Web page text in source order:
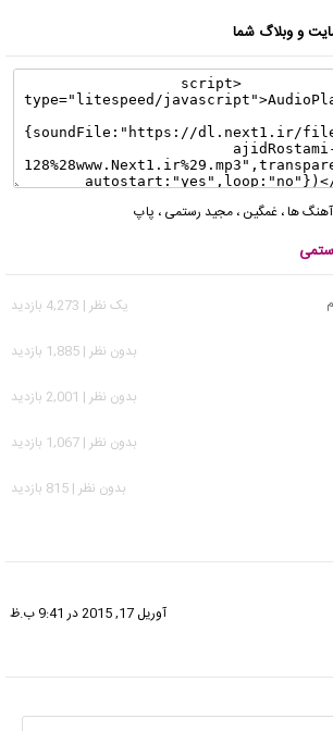
و وبلاگ شما
ها، غمگین ، مجید رستمی ، پاپ
يک نظر | 4,273 بازدید
بدون نظر | 1,885 بازدید
بدون نظر | 2,001 بازدید
بدون نظر | 1,067 بازدید
بدون نظر | 815 بازدید
آوریل 17, 2015 در 9:41 ب.ظ